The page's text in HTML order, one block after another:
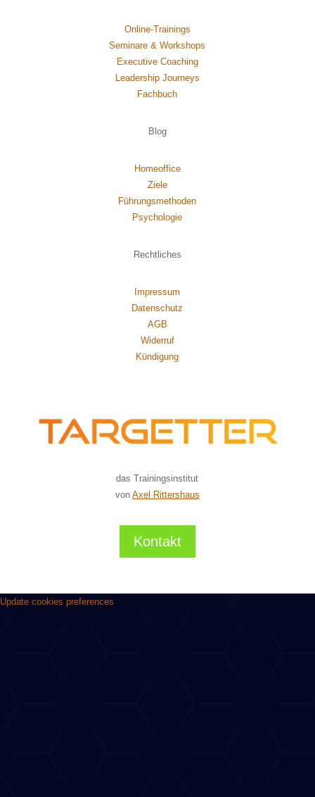
Online-Trainings
Seminare & Workshops
Executive Coaching
Leadership Journeys
Fachbuch
Blog
Homeoffice
Ziele
Führungsmethoden
Psychologie
Rechtliches
Impressum
Datenschutz
AGB
Widerruf
Kündigung
das Trainingsinstitut
von Axel Rittershaus
Kontakt
Update cookies preferences